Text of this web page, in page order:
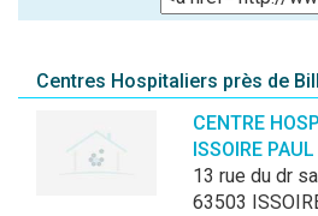
Centres Hospitaliers près de
CENTRE
ISSOIRE
13 rue du dr
63503